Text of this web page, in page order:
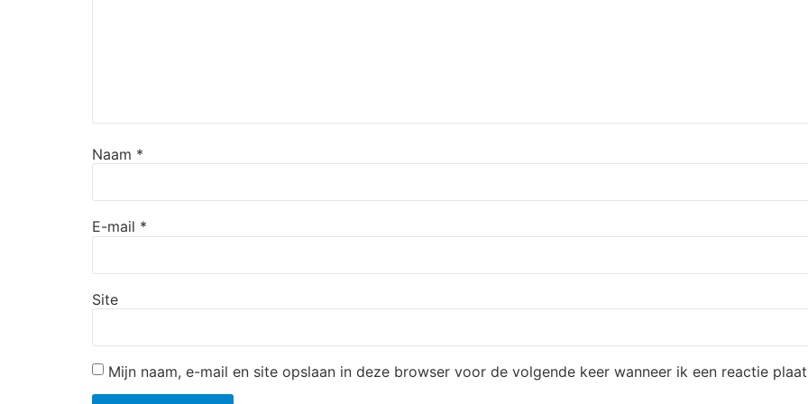
Naam *
E-mail *
Site
Mijn naam, e-mail en site opslaan in deze browser voor de volgende keer wanneer ik een reactie